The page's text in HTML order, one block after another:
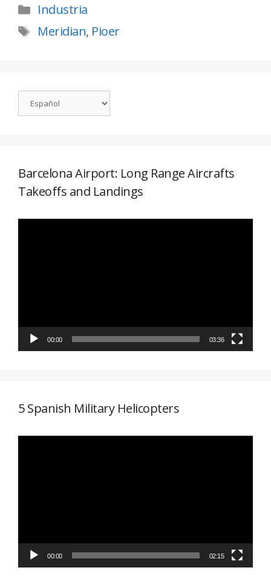
Industria
Meridian, Pioer
Barcelona Airport: Long Range Aircrafts
Takeoffs and Landings
00:00 03:36
5 Spanish Military Helicopters
00:00 02:15